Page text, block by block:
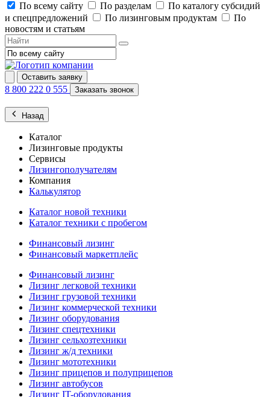
По всему сайту
По разделам
По каталогу субсидий
и спецпредложений
По лизинговым продуктам
По
новостям и статьям
Оставить заявку
8 800 222 0 555 Заказать звонок
Назад
Каталог
Лизинговые продукты
Сервисы
Лизингополучателям
Компания
Калькулятор
Каталог новой техники
Каталог техники с пробегом
Финансовый лизинг
Финансовый маркетплейс
Финансовый лизинг
Лизинг легковой техники
Лизинг грузовой техники
Лизинг коммерческой техники
Лизинг оборудования
Лизинг спецтехники
Лизинг сельхозтехники
Лизинг ж/д техники
Лизинг мототехники
Лизинг прицепов и полуприцепов
Лизинг автобусов
Лизинг IT-оборудования